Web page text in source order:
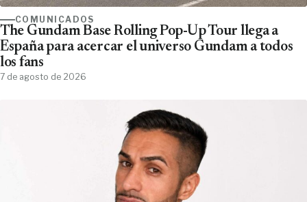
COMUNICADOS
The Gundam Base Rolling Pop-Up Tour llega a
España para acercar el universo Gundam a todos
los fans
7 de agosto de 2026